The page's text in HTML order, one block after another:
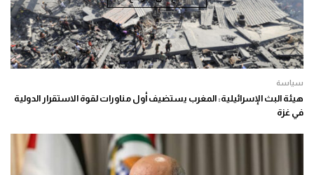
سياسة
هيئة البث الإسرائيلية: المغرب يستضيف أول مناورات لقوة الاستقرار الدولية
في غزة